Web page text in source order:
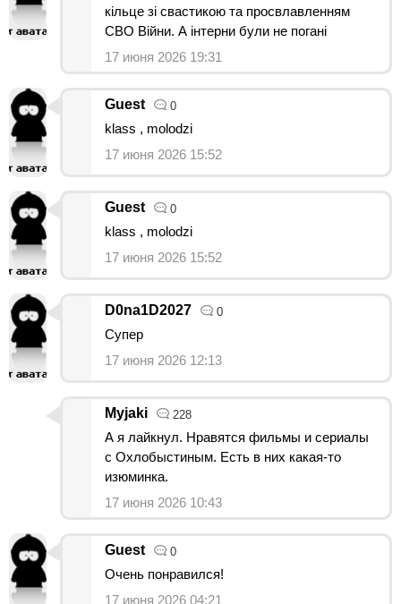
кільце зі свастикою та просвлавленням
СВО Війни. А інтерни були не погані
17 июня 2026 19:31
Guest 0
klass , molodzi
17 июня 2026 15:52
Guest 0
klass , molodzi
17 июня 2026 15:52
D0na1D2027 0
Супер
17 июня 2026 12:13
Myjaki 228
А я лайкнул. Нравятся фильмы и сериалы
с Охлобыстиным. Есть в них какая-то
изюминка.
17 июня 2026 10:43
Guest 0
Очень понравился!
17 июня 2026 04:21